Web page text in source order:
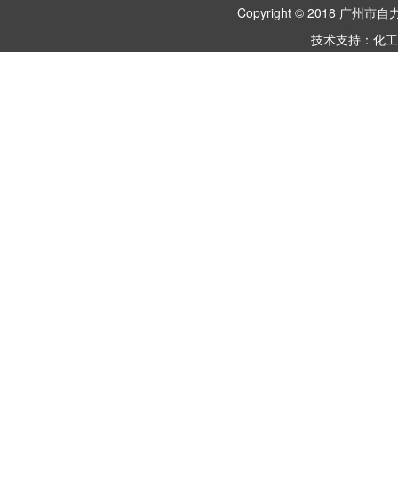
Copyright © 2018 广州市
技术支持： 化